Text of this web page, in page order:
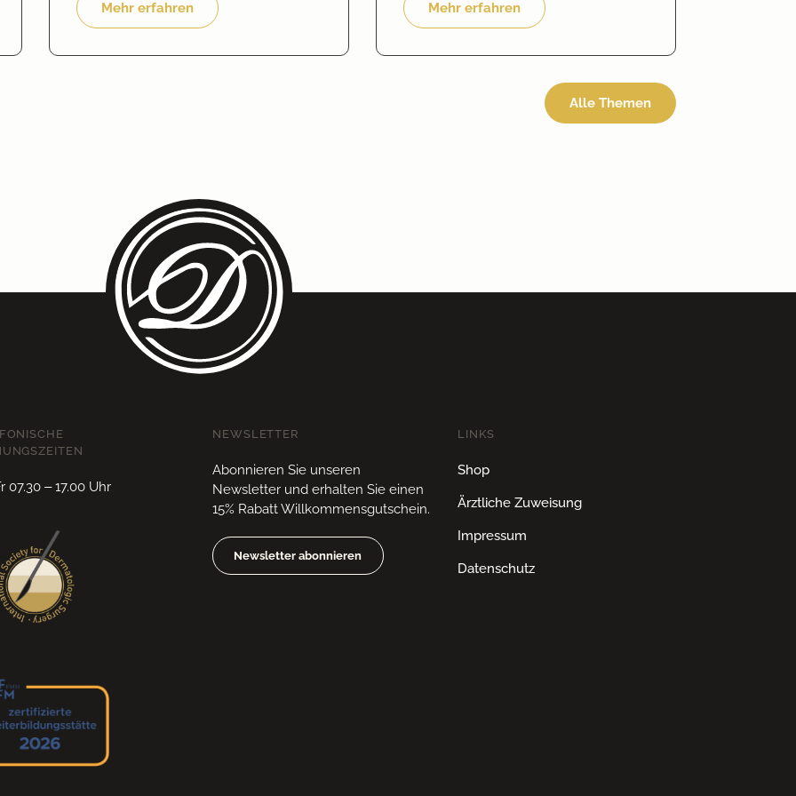
Mehr erfahren Mehr erfahren
Alle Themen
07.30 – 17.00 Uhr
NEWSLETTER
Abonnieren Sie unseren
Newsletter und erhalten Sie einen
15% Rabatt Willkommensgutschein.
Newsletter abonnieren
LINKS
Shop
Ärztliche Zuweisung
Impressum
Datenschutz